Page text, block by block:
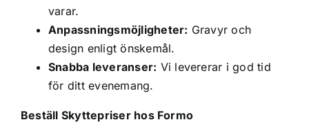
varar.
Anpassningsmöjligheter: Gravyr och
design enligt önskemål.
Snabba leveranser: Vi levererar i god tid
för ditt evenemang.
Beställ Skyttepriser hos Formo